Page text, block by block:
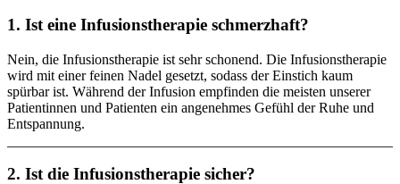
1. Ist eine Infusionstherapie schmerzhaft?
Nein, die Infusionstherapie ist sehr schonend. Die Infusionstherapie
wird mit einer feinen Nadel gesetzt, sodass der Einstich kaum
spürbar ist. Während der Infusion empfinden die meisten unserer
Patientinnen und Patienten ein angenehmes Gefühl der Ruhe und
Entspannung.
2. Ist die Infusionstherapie sicher?